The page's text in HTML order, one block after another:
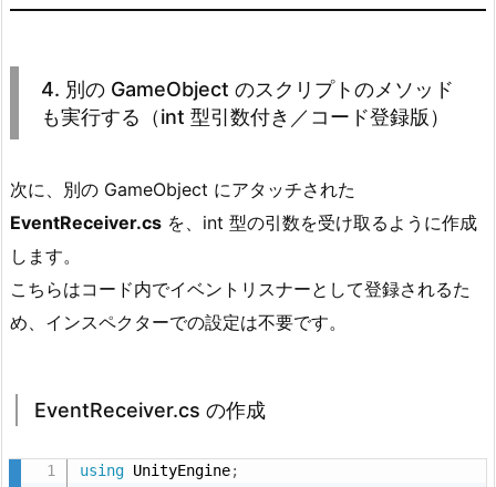
e
で
イ
ベ
ン
ト
す
方
4. 別の GameObject のスクリプトのメソッド
も実行する（int 型引数付き／コード登録版）
次に、別の GameObject にアタッチされた
EventReceiver.cs を、int 型の引数を受け取るように作成
します。
こちらはコード内でイベントリスナーとして登録されるた
め、インスペクターでの設定は不要です。
EventReceiver.cs の作成
using UnityEngine;